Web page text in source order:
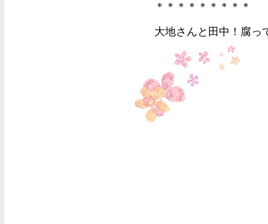
＊＊＊＊＊＊＊＊＊
大地さんと田中！腐っ